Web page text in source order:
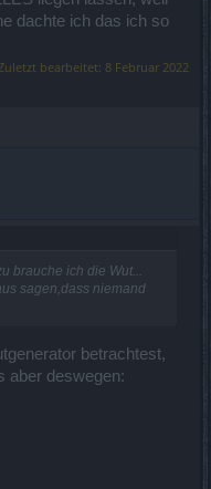
dachte ich das ich so
Zuletzt bearbeitet: 8 Februar 2022
brauche ich die Wut...
sagen,dass niemand
betrachtest,
aber deswegen: